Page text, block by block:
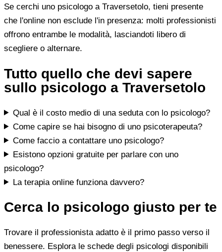
Se cerchi uno psicologo a Traversetolo, tieni presente
che l'online non esclude l'in presenza: molti professionisti
offrono entrambe le modalità, lasciandoti libero di
scegliere o alternare.
Tutto quello che devi sapere
sullo psicologo a Traversetolo
Qual è il costo medio di una seduta con lo psicologo?
Come capire se hai bisogno di uno psicoterapeuta?
Come faccio a contattare uno psicologo?
Esistono opzioni gratuite per parlare con uno
psicologo?
La terapia online funziona davvero?
Cerca lo psicologo giusto per te
Trovare il professionista adatto è il primo passo verso il
benessere. Esplora le schede degli psicologi disponibili